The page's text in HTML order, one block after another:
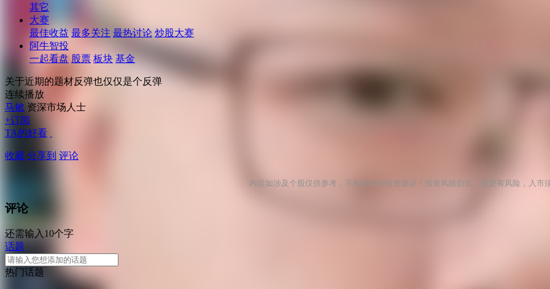
其它
大赛
最佳收益 最多关注 最热讨论 炒股大赛
阿牛智投
一起看盘 股票 板块 基金
关于近期的题材反弹也仅仅是个反弹
连续播放
马敏 资深市场人士
+订阅
TA的好看
收藏 分享到 评论
内容如涉及个股仅供参考，不构成任何投资建议！投资风险自负。投资有风险，入市
评论
还需输入10个字
话题
热门话题